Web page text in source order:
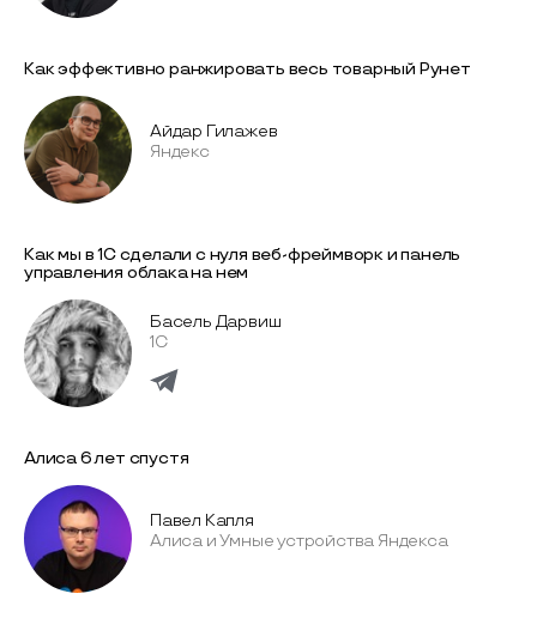
Как эффективно ранжировать весь товарный Рунет
Айдар Гилажев
Яндекс
Как мы в 1С сделали с нуля веб-фреймворк и панель
управления облака на нем
Басель Дарвиш
1С
Алиса 6 лет спустя
Павел Капля
Алиса и Умные устройства Яндекса